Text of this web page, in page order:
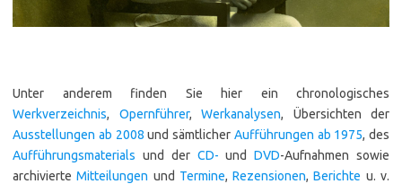
Unter anderem finden Sie hier ein chronologisches
Werkverzeichnis, Opernführer­, Werkanalysen, Übersichten der
Ausstellungen ab 2008 und sämtlicher Aufführungen ab 1975, des
Aufführungsmaterials und der CD- undDVD-Aufnahmen sowie
archivierteMitteilungen und Termine,Rezensionen,Berichte u. v.